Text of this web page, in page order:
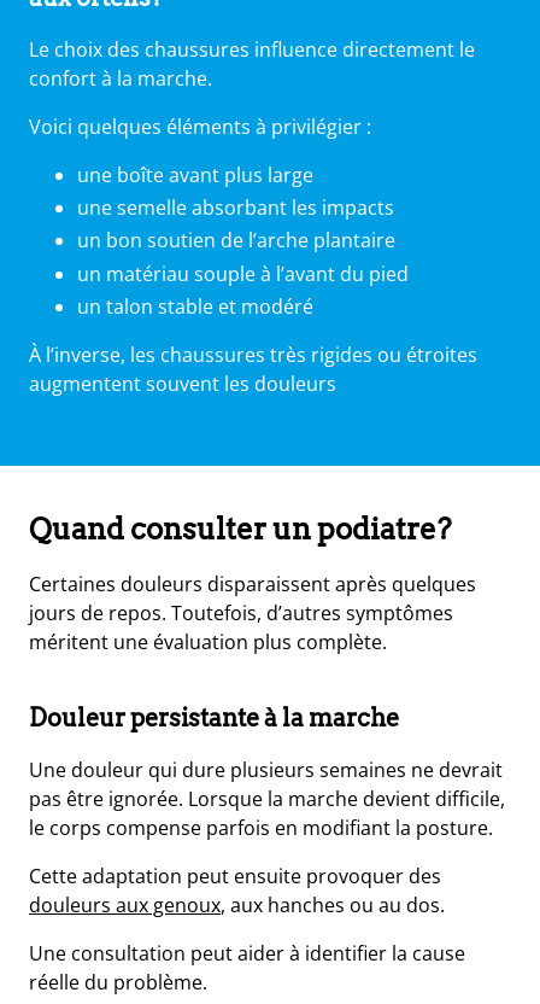
Le choix des chaussures influence directement le
confort à la marche.
Voici quelques éléments à privilégier :
une boîte avant plus large
une semelle absorbant les impacts
un bon soutien de l’arche plantaire
un matériau souple à l’avant du pied
un talon stable et modéré
À l’inverse, les chaussures très rigides ou étroites
augmentent souvent les douleurs
Quand consulter un podiatre?
Certaines douleurs disparaissent après quelques
jours de repos. Toutefois, d’autres symptômes
méritent une évaluation plus complète.
Douleur persistante à la marche
Une douleur qui dure plusieurs semaines ne devrait
pas être ignorée. Lorsque la marche devient difficile,
le corps compense parfois en modifiant la posture.
Cette adaptation peut ensuite provoquer des
douleurs aux genoux, aux hanches ou au dos.
Une consultation peut aider à identifier la cause
réelle du problème.